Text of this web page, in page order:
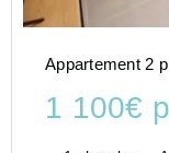
Appartement 2
1 100€